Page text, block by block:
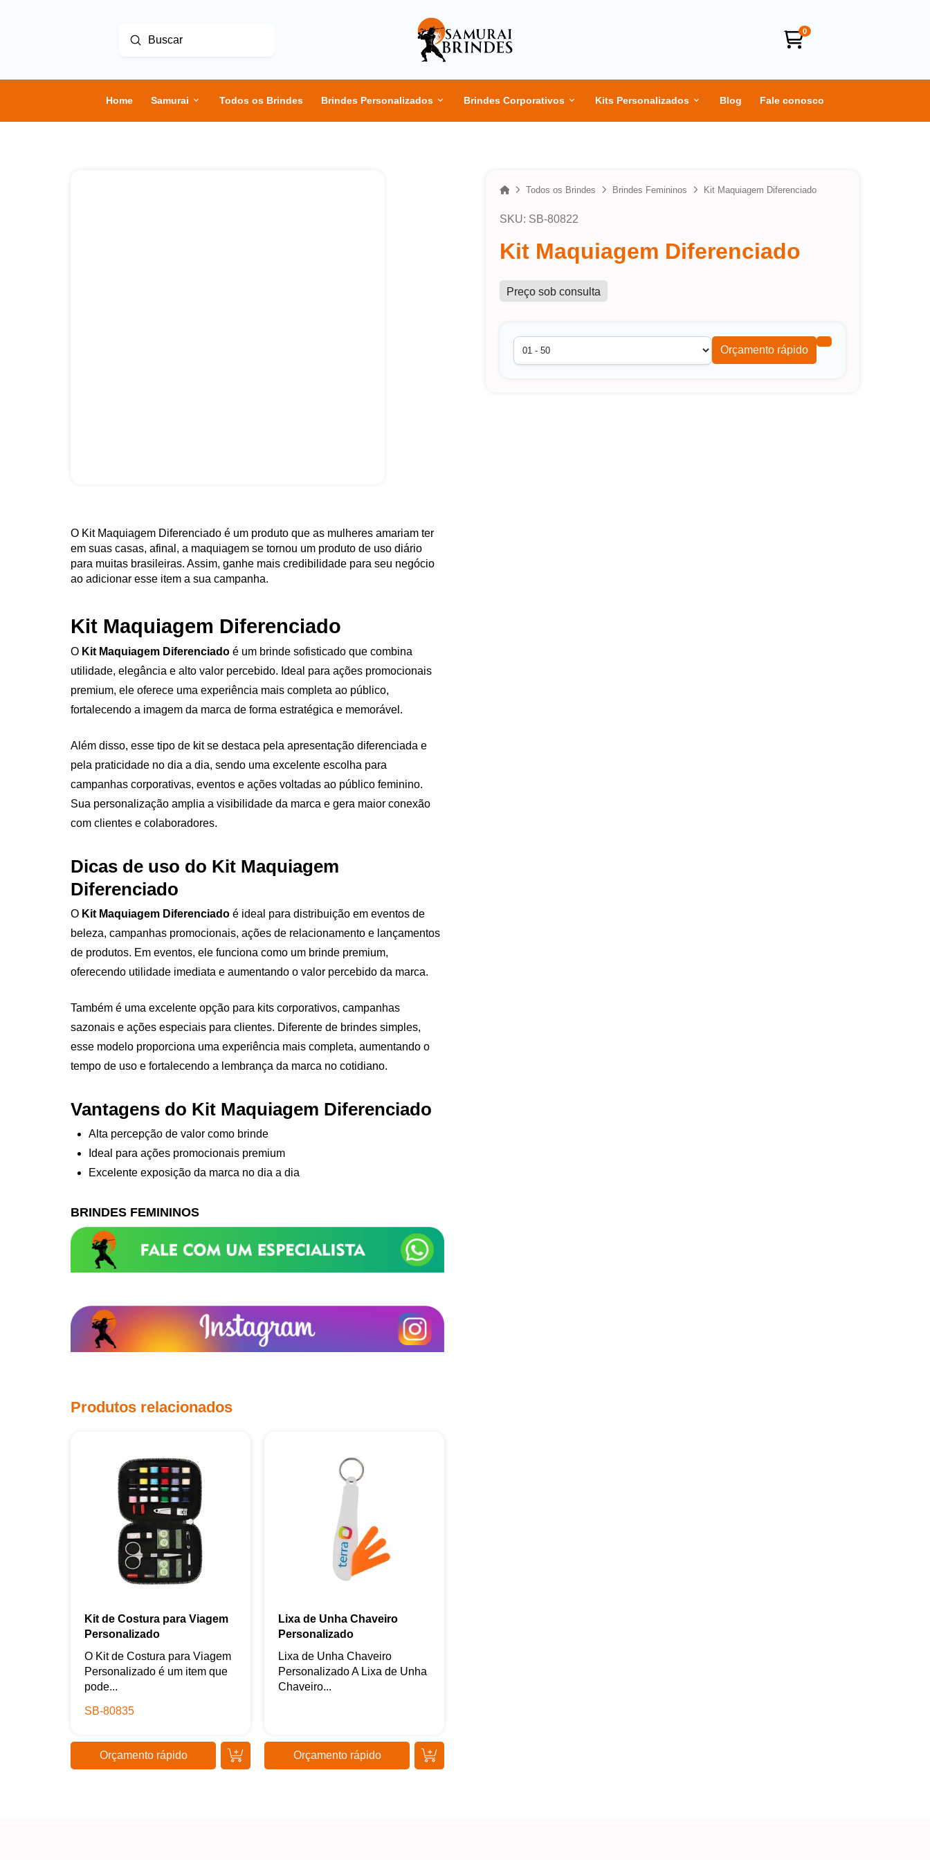
Buscar
Enviar
0
Home Samurai Todos os Brindes Brindes Personalizados Brindes Corporativos Kits Personalizados Blog Fale conosco
HomeTodos os Brindes Brindes Femininos Kit Maquiagem Diferenciado
SKU: SB-80822
Kit Maquiagem Diferenciado
Preço sob consulta
Orçamento rápido
O Kit Maquiagem Diferenciado é um produto que as mulheres amariam ter
em suas casas, afinal, a maquiagem se tornou um produto de uso diário
para muitas brasileiras. Assim, ganhe mais credibilidade para seu negócio
ao adicionar esse item a sua campanha.
Kit Maquiagem Diferenciado
O Kit Maquiagem Diferenciado é um brinde sofisticado que combina
utilidade, elegância e alto valor percebido. Ideal para ações promocionais
premium, ele oferece uma experiência mais completa ao público,
fortalecendo a imagem da marca de forma estratégica e memorável.
Além disso, esse tipo de kit se destaca pela apresentação diferenciada e
pela praticidade no dia a dia, sendo uma excelente escolha para
campanhas corporativas, eventos e ações voltadas ao público feminino.
Sua personalização amplia a visibilidade da marca e gera maior conexão
com clientes e colaboradores.
Dicas de uso do Kit Maquiagem
Diferenciado
O Kit Maquiagem Diferenciado é ideal para distribuição em eventos de
beleza, campanhas promocionais, ações de relacionamento e lançamentos
de produtos. Em eventos, ele funciona como um brinde premium,
oferecendo utilidade imediata e aumentando o valor percebido da marca.
Também é uma excelente opção para kits corporativos, campanhas
sazonais e ações especiais para clientes. Diferente de brindes simples,
esse modelo proporciona uma experiência mais completa, aumentando o
tempo de uso e fortalecendo a lembrança da marca no cotidiano.
Vantagens do Kit Maquiagem Diferenciado
Alta percepção de valor como brinde
Ideal para ações promocionais premium
Excelente exposição da marca no dia a dia
BRINDES FEMININOS
Produtos relacionados
Kit de Costura para Viagem
Personalizado
O Kit de Costura para Viagem
Personalizado é um item que
pode...
SB-80835
Orçamento rápido
Lixa de Unha Chaveiro
Personalizado
Lixa de Unha Chaveiro
Personalizado A Lixa de Unha
Chaveiro...
Orçamento rápido
Samurai Brindes
online
+55
Eu concordo em receber comunicações.